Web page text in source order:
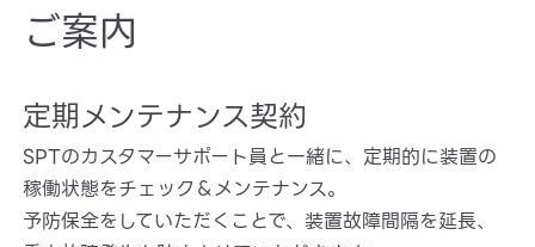
ご案内
定期メンテナンス契約
SPTのカスタマーサポート員と一緒に、定期的に装置の
稼働状態をチェック＆メンテナンス。
予防保全をしていただくことで、装置故障間隔を延長、